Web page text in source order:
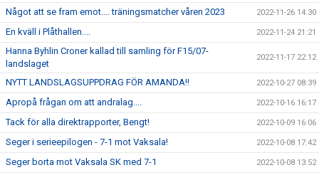
Något att se fram emot.... träningsmatcher våren 2023 2022-11-26 14:30
En kväll i Plåthallen.... 2022-11-24 21:21
Hanna Byhlin Croner kallad till samling för F15/07-
landslaget
2022-11-17 22:12
NYTT LANDSLAGSUPPDRAG FÖR AMANDA!! 2022-10-27 08:39
Apropå frågan om att andralag.... 2022-10-16 16:17
Tack för alla direktrapporter, Bengt! 2022-10-09 16:06
Seger i serieepilogen - 7-1 mot Vaksala! 2022-10-08 17:42
Seger borta mot Vaksala SK med 7-1 2022-10-08 13:52